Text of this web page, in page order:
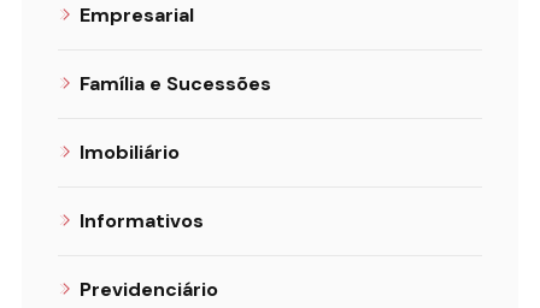
Empresarial
Família e Sucessões
Imobiliário
Informativos
Previdenciário